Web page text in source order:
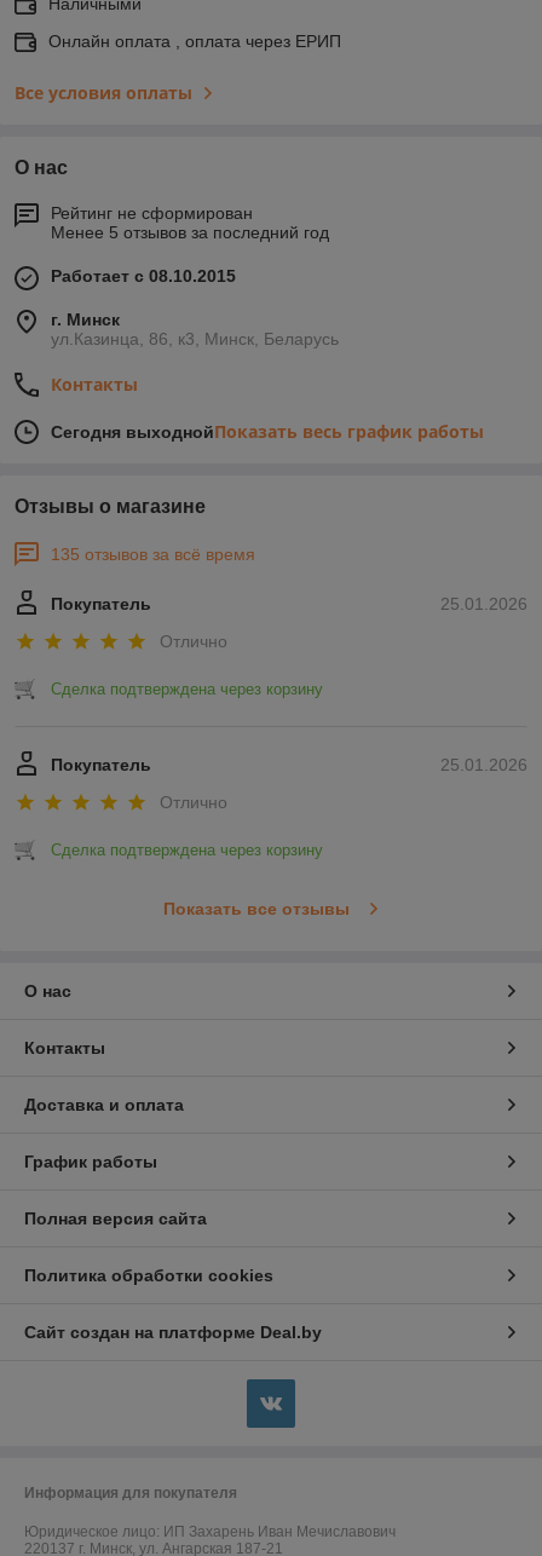
Онлайн оплата , оплата через ЕРИП
Все условия оплаты
О нас
Рейтинг не сформирован
Менее 5 отзывов за последний год
Работает с 08.10.2015
г. Минск
ул.Казинца, 86, к3, Минск, Беларусь
Контакты
Сегодня выходнойПоказать весь график работы
Отзывы о магазине
135 отзывов за всё время
25.01.2026
Покупатель
Отлично
Сделка подтверждена через корзину
25.01.2026
Покупатель
Отлично
Сделка подтверждена через корзину
Показать все отзывы
О нас
Контакты
Доставка и оплата
График работы
Полная версия сайта
Политика обработки cookies
Сайт создан на платформе Deal.by
Информация для покупателя
Юридическое лицо: ИП Захарень Иван Мечиславович
220137 г. Минск, ул. Ангарская 187-21